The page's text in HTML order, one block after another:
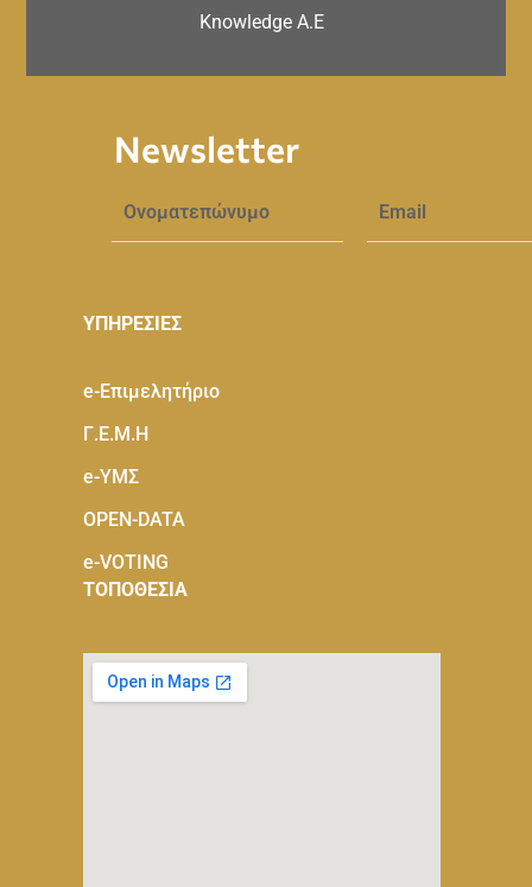
Knowledge A.E
Newsletter
ΥΠΗΡΕΣΙΕΣ
e-Eπιμελητήριο
Γ.Ε.Μ.Η
e-ΥΜΣ
OPEN-DATA
e-VOTING
ΤΟΠΟΘΕΣΙΑ